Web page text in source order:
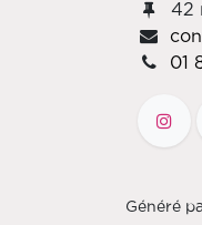
42
01
Généré